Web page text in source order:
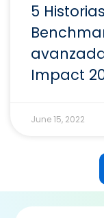
5
Impact
June 15, 2022